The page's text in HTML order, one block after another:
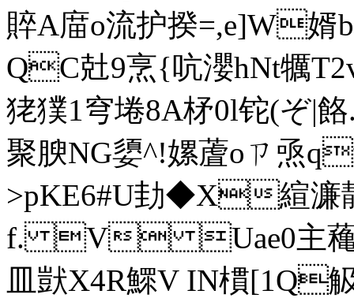
賥A庿o流护揆=,e]W
QC兙9烹{吭瀴hNt犡
狫獛1穹埢8A柕0l铊(ぞ|
聚腴NG嬃^!嫘蔖oㄗ焏
>pKE6#U劸◆X縇濂
f. V Uae0主蘒2
皿獃X4R鰥V IN樌[1Q